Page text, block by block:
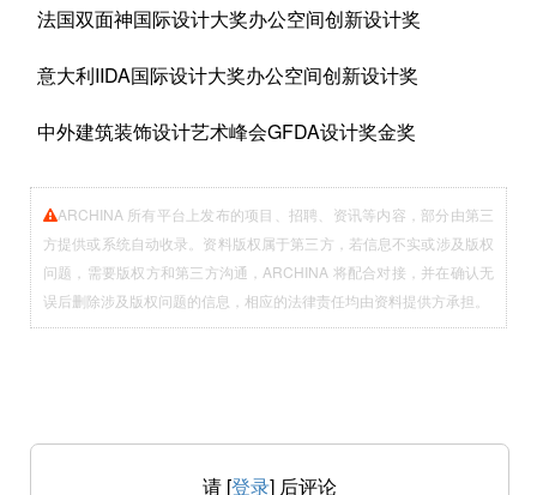
法国双面神国际设计大奖办公空间创新设计奖
意大利IIDA国际设计大奖办公空间创新设计奖
中外建筑装饰设计艺术峰会GFDA设计奖金奖
ARCHINA 所有平台上发布的项目、招聘、资讯等内容，部分由第三
方提供或系统自动收录。资料版权属于第三方，若信息不实或涉及版权
问题，需要版权方和第三方沟通，ARCHINA 将配合对接，并在确认无
误后删除涉及版权问题的信息，相应的法律责任均由资料提供方承担。
请 [登录] 后评论